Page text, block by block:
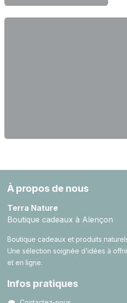
À propos de nous
Terra Nature
Boutique cadeaux à Alençon
Boutique cadeaux et produits
Une sélection soignée d’idées à
et en ligne.
Infos pratiques